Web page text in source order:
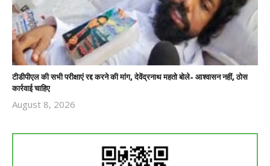
टीडीपीएल की सभी परीक्षाएं रद्द करने की मांग, देवेंद्रनाथ महतो बोले- आश्वासन नहीं, ठोस
कार्रवाई चाहिए
August 8, 2026